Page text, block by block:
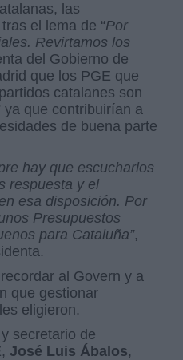
las
el lema de “Por
Revirtamos los
del Gobierno de
que los PGE que
catalanes son
ya que contribuirían a
de buena parte
hay que escucharlos
respuesta y el
esa disposición. Por
Presupuestos
para Cataluña”,
al Govern y a
que gestionar
eligieron.
secretario de
José Luis Ábalos,